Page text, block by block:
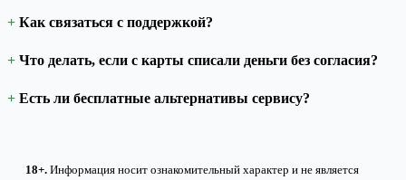
Как связаться с поддержкой?
Что делать, если с карты списали деньги без согласия?
Есть ли бесплатные альтернативы сервису?
18+. Информация носит ознакомительный характер и не является